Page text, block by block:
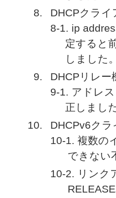
DHCPクライ
8-1. ip
定すると
しました
DHCPリレー
9-1. アドレ
正しまし
DHCPv6ク
10-1. 複数の
できない
10-2. リンク